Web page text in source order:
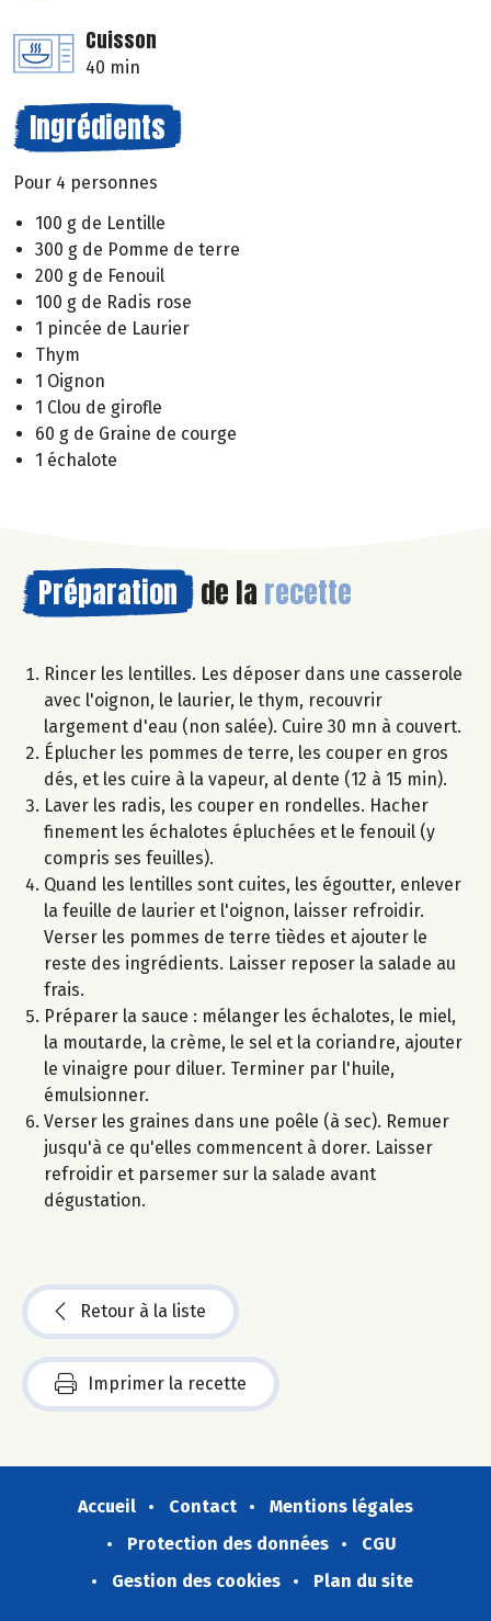
Cuisson
40 min
Ingrédients
Pour 4 personnes
100 g de Lentille
300 g de Pomme de terre
200 g de Fenouil
100 g de Radis rose
1 pincée de Laurier
Thym
1 Oignon
1 Clou de girofle
60 g de Graine de courge
1 échalote
Préparation de la recette
Rincer les lentilles. Les déposer dans une casserole
avec l'oignon, le laurier, le thym, recouvrir
largement d'eau (non salée). Cuire 30 mn à couvert.
Éplucher les pommes de terre, les couper en gros
dés, et les cuire à la vapeur, al dente (12 à 15 min).
Laver les radis, les couper en rondelles. Hacher
finement les échalotes épluchées et le fenouil (y
compris ses feuilles).
Quand les lentilles sont cuites, les égoutter, enlever
la feuille de laurier et l'oignon, laisser refroidir.
Verser les pommes de terre tièdes et ajouter le
reste des ingrédients. Laisser reposer la salade au
frais.
Préparer la sauce : mélanger les échalotes, le miel,
la moutarde, la crème, le sel et la coriandre, ajouter
le vinaigre pour diluer. Terminer par l'huile,
émulsionner.
Verser les graines dans une poêle (à sec). Remuer
jusqu'à ce qu'elles commencent à dorer. Laisser
refroidir et parsemer sur la salade avant
dégustation.
Retour à la liste
Imprimer la recette
Accueil Contact
Mentions légales
Protection des données
CGU
Gestion des cookies
Plan du site